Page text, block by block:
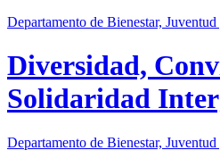
Departamento de Bienestar,
Diversidad,
Solidaridad
Departamento de Bienestar,